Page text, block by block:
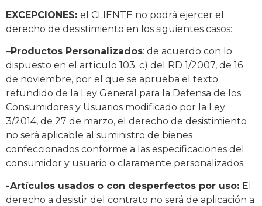
EXCEPCIONES: el CLIENTE no podrá ejercer el
derecho de desistimiento en los siguientes casos:
–Productos Personalizados: de acuerdo con lo
dispuesto en el artículo 103. c) del RD 1/2007, de 16
de noviembre, por el que se aprueba el texto
refundido de la Ley General para la Defensa de los
Consumidores y Usuarios modificado por la Ley
3/2014, de 27 de marzo, el derecho de desistimiento
no será aplicable al suministro de bienes
confeccionados conforme a las especificaciones del
consumidor y usuario o claramente personalizados.
-Artículos usados o con desperfectos por uso: El
derecho a desistir del contrato no será de aplicación a